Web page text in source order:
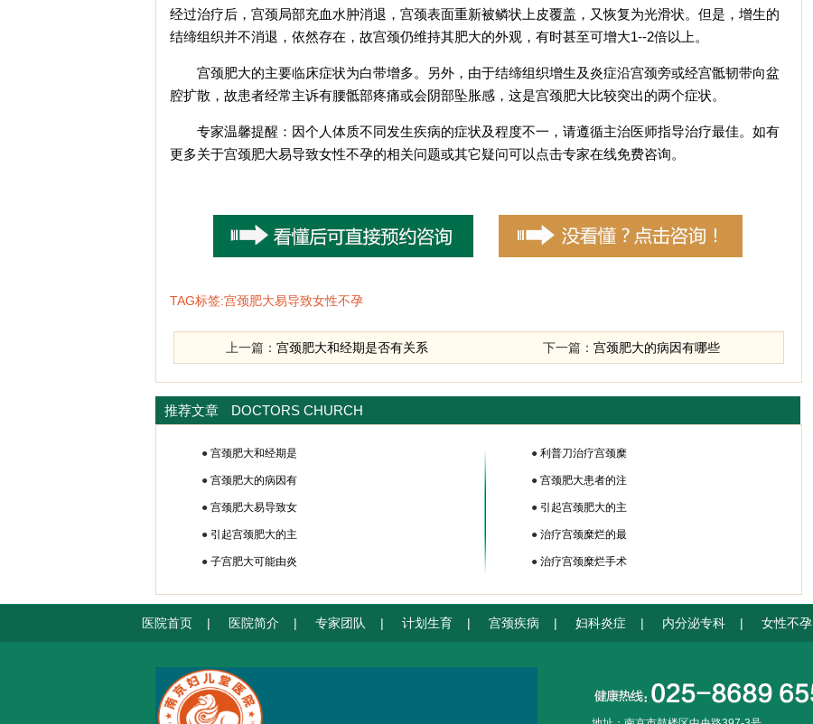
经过治疗后，宫颈局部充血水肿消退，宫颈表面重新被鳞状上皮覆盖，又恢复为光滑状。但是，增生的
结缔组织并不消退，依然存在，故宫颈仍维持其肥大的外观，有时甚至可增大1--2倍以上。
宫颈肥大的主要临床症状为白带增多。另外，由于结缔组织增生及炎症沿宫颈旁或经宫骶韧带向盆
腔扩散，故患者经常主诉有腰骶部疼痛或会阴部坠胀感，这是宫颈肥大比较突出的两个症状。
专家温馨提醒：因个人体质不同发生疾病的症状及程度不一，请遵循主治医师指导治疗最佳。如有
更多关于宫颈肥大易导致女性不孕的相关问题或其它疑问可以点击专家在线免费咨询。
TAG标签:宫颈肥大易导致女性不孕
上一篇： 宫颈肥大和经期是否有关系 下一篇： 宫颈肥大的病因有哪些
推荐文章 DOCTORS CHURCH
● 宫颈肥大和经期是
● 宫颈肥大的病因有
● 宫颈肥大易导致女
● 引起宫颈肥大的主
● 子宫肥大可能由炎
● 利普刀治疗宫颈糜
● 宫颈肥大患者的注
● 引起宫颈肥大的主
● 治疗宫颈糜烂的最
● 治疗宫颈糜烂手术
医院首页 | 医院简介 | 专家团队 | 计划生育 | 宫颈疾病 | 妇科炎症 | 内分泌专科 | 女性不孕